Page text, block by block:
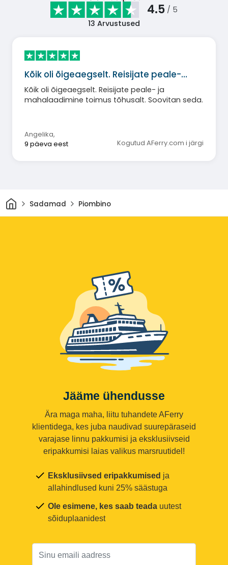
4.5 / 5
13 Arvustused
Kõik oli õigeaegselt. Reisijate peale-…
Kõik oli õigeaegselt. Reisijate peale- ja
mahalaadimine toimus tõhusalt. Soovitan seda.
Angelika,
9 päeva eest
Kogutud AFerry.com i järgi
Avaleht
Sadamad Piombino
Jääme ühendusse
Ära maga maha, liitu tuhandete AFerry
klientidega, kes juba naudivad suurepäraseid
varajase linnu pakkumisi ja eksklusiivseid
eripakkumisi laias valikus marsruutidel!
Eksklusiivsed eripakkumised ja
allahindlused kuni 25% säästuga
Ole esimene, kes saab teada uutest
sõiduplaanidest